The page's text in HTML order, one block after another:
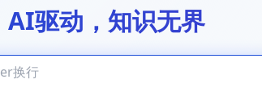
AI驱动，知识无界